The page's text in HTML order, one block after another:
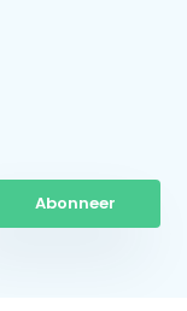
Abonneer